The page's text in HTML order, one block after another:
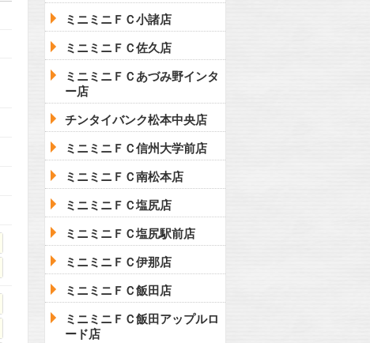
ミニミニＦＣ小諸店
ミニミニＦＣ佐久店
ミニミニＦＣあづみ野インタ
ー店
チンタイバンク松本中央店
ミニミニＦＣ信州大学前店
ミニミニＦＣ南松本店
ミニミニＦＣ塩尻店
ミニミニＦＣ塩尻駅前店
ミニミニＦＣ伊那店
ミニミニＦＣ飯田店
ミニミニＦＣ飯田アップルロ
ード店